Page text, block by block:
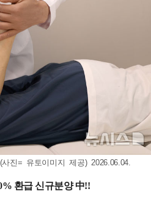
진= 유토이미지 제공) 2026.06.04.